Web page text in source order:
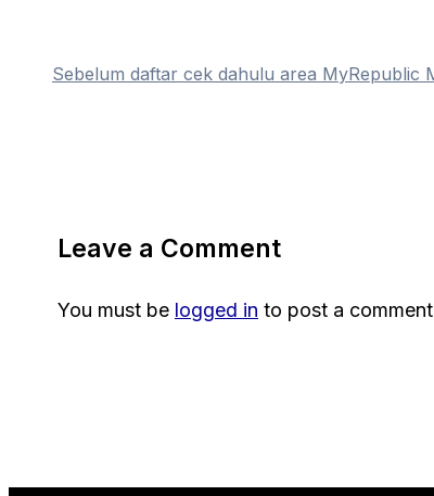
Sebelum daftar cek dahulu area
Leave a Comment
You must be logged in to post a